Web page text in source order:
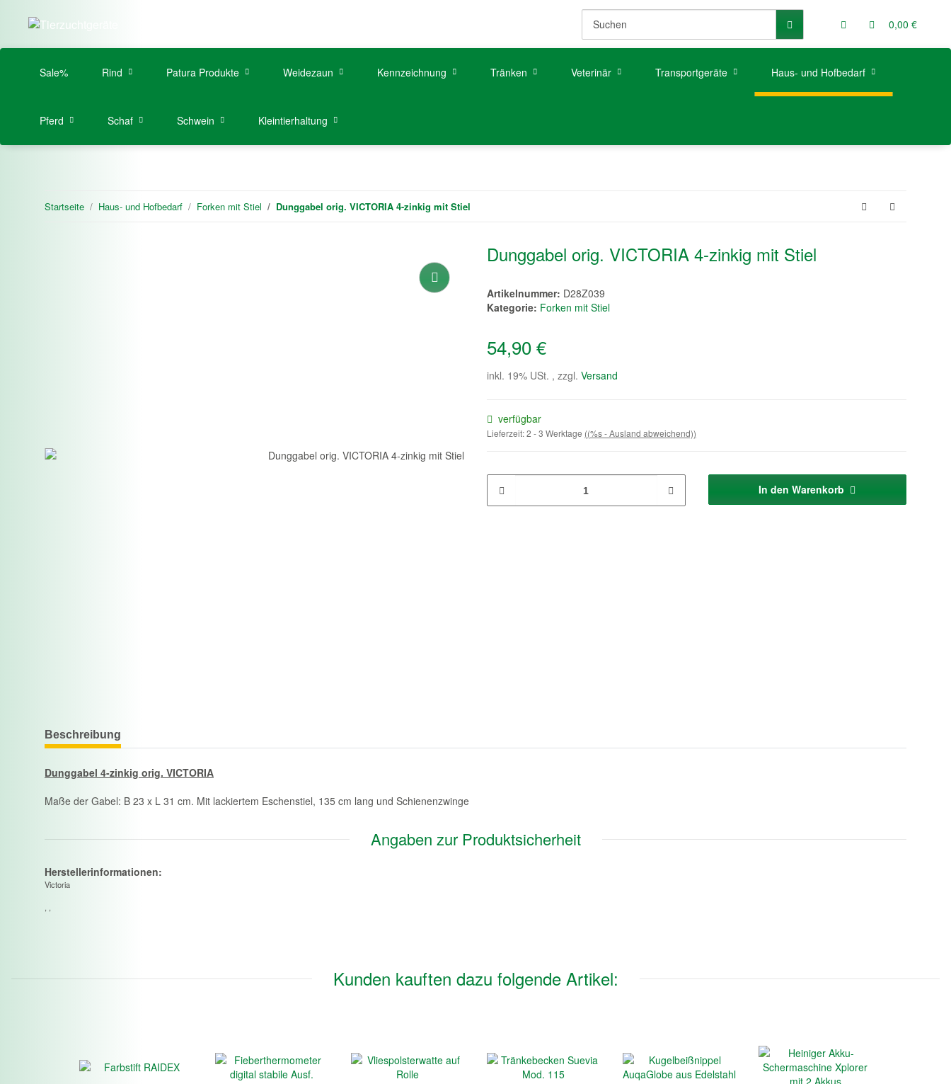
0,00 €
Sale% Rind Patura Produkte Weidezaun Kennzeichnung Tränken Veterinär Transportgeräte Haus- und Hofbedarf
Pferd Schaf Schwein Kleintierhaltung
Startseite Haus- und Hofbedarf Forken mit Stiel Dunggabel orig. VICTORIA 4-zinkig mit Stiel
Dunggabel orig. VICTORIA 4-zinkig mit Stiel
Artikelnummer: D28Z039
Kategorie: Forken mit Stiel
54,90 €
inkl. 19% USt. , zzgl. Versand
verfügbar
Lieferzeit:2 - 3 Werktage ((%s - Ausland abweichend))
In den Warenkorb
Beschreibung
Dunggabel 4-zinkig orig. VICTORIA
Maße der Gabel: B 23 x L 31 cm. Mit lackiertem Eschenstiel, 135 cm lang und Schienenzwinge
Angaben zur Produktsicherheit
Herstellerinformationen:
Victoria
, ,
Kunden kauften dazu folgende Artikel: